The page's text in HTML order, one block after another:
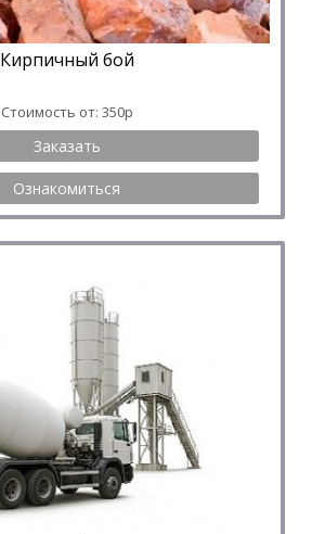
Кирпичный бой
Стоимость от: 350р
Заказать
Ознакомиться